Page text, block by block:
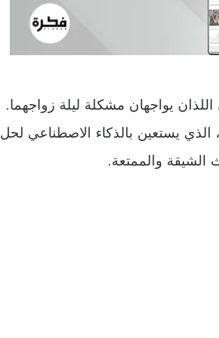
يواجهان مشكلة ليلة زواجهما.
الذي يستعين بالذكاء الاصطناعي لحل
الشيقة والممتعة.